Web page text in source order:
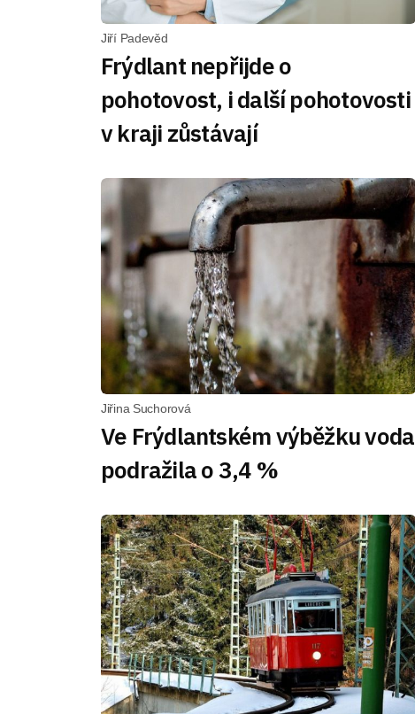
Jiří Padevěd
Frýdlant nepřijde o
pohotovost, i další pohotovosti
v kraji zůstávají
Jiřina Suchorová
Ve Frýdlantském výběžku voda
podražila o 3,4 %